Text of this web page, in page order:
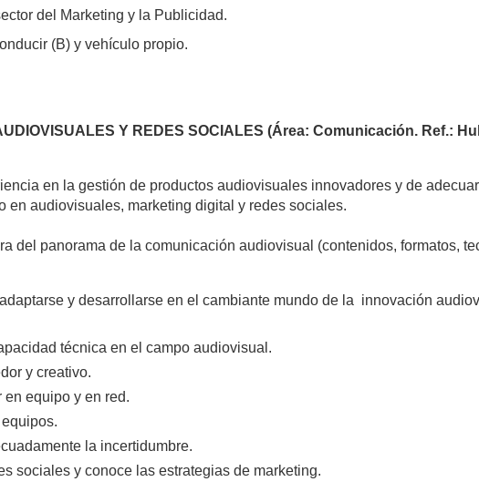
del Marketing y la Publicidad.
(B) y vehículo propio.
Y REDES SOCIALES (Área: Comunicación. Ref.:
en la gestión de productos audiovisuales innovadores y de
en audiovisuales, marketing digital y redes sociales.
del panorama de la comunicación audiovisual (contenidos, formatos,
y desarrollarse en el cambiante mundo de la innovación
técnica en el campo audiovisual.
y creativo.
en equipo y en red.
la incertidumbre.
sociales y conoce las estrategias de marketing.